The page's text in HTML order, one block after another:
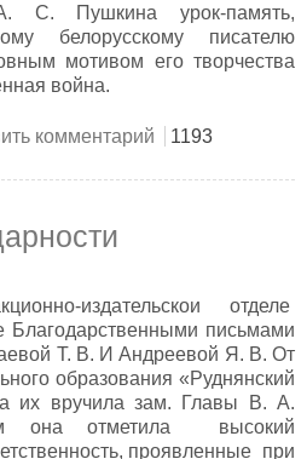
Пушкина урок-память,
белорусскому писателю
мотивом его творчества
война.
Великой Отечественной войны
комментарий
1193
издательскои отделе
Благодарственными письмами
Т. В. И Андреевой Я. В. От
образования «Руднянский
их вручила зам. Главы В. А.
она отметила высокий
проявленные при